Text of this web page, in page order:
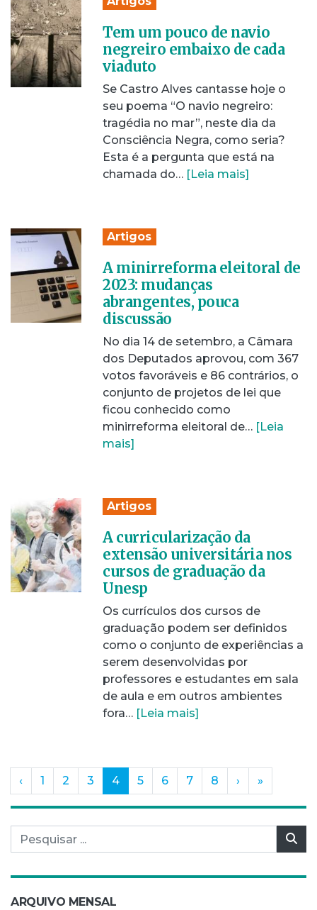
Tem um pouco de navio
negreiro embaixo de cada
viaduto
Se Castro Alves cantasse hoje o
seu poema “O navio negreiro:
tragédia no mar”, neste dia da
Consciência Negra, como seria?
Esta é a pergunta que está na
chamada do… [Leia mais]
Artigos
A minirreforma eleitoral de
2023: mudanças
abrangentes, pouca
discussão
No dia 14 de setembro, a Câmara
dos Deputados aprovou, com 367
votos favoráveis e 86 contrários, o
conjunto de projetos de lei que
ficou conhecido como
minirreforma eleitoral de… [Leia
mais]
Artigos
A curricularização da
extensão universitária nos
cursos de graduação da
Unesp
Os currículos dos cursos de
graduação podem ser definidos
como o conjunto de experiências a
serem desenvolvidas por
professores e estudantes em sala
de aula e em outros ambientes
fora… [Leia mais]
‹ 1 2 3 4(current)
5 6 7 8 › »
Pesquisar por:
ARQUIVO MENSAL